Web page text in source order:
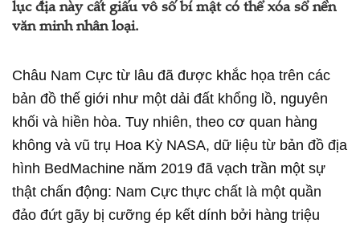
lục địa này cất giấu vô số bí mật có thể xóa sổ nền
văn minh nhân loại.
Châu Nam Cực từ lâu đã được khắc họa trên các
bản đồ thế giới như một dải đất khổng lồ, nguyên
khối và hiền hòa. Tuy nhiên, theo cơ quan hàng
không và vũ trụ Hoa Kỳ NASA, dữ liệu từ bản đồ địa
hình BedMachine năm 2019 đã vạch trần một sự
thật chấn động: Nam Cực thực chất là một quần
đảo đứt gãy bị cưỡng ép kết dính bởi hàng triệu